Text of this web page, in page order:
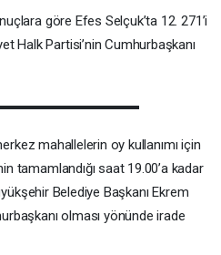
göre Efes Selçuk’ta 12. 271’i
Halk Partisi’nin Cumhurbaşkanı
mahallelerin oy kullanımı için
tamamlandığı saat 19.00’a kadar
Belediye Başkanı Ekrem
olması yönünde irade